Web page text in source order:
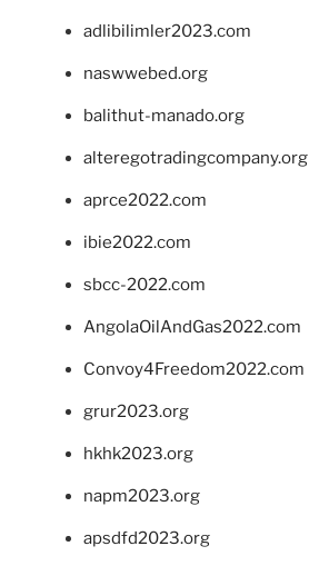
adlibilimler2023.com
naswwebed.org
balithut-manado.org
alteregotradingcompany.org
aprce2022.com
ibie2022.com
sbcc-2022.com
AngolaOilAndGas2022.com
Convoy4Freedom2022.com
grur2023.org
hkhk2023.org
napm2023.org
apsdfd2023.org